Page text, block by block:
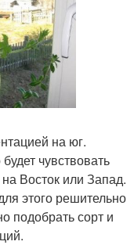
на юг.
чувствовать
Восток или Запад.
этого решительно
подобрать сорт и